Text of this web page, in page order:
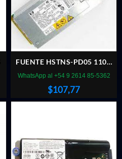
FUENTE HSTNS-PD05 110V
850W SERVER
$107,77
WhatsApp al +54 9 2614 85-5362